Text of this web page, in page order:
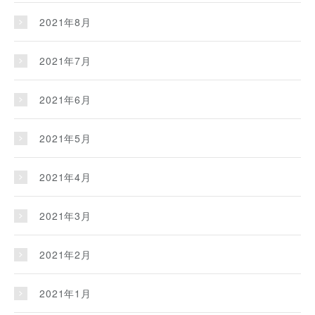
2021年8月
2021年7月
2021年6月
2021年5月
2021年4月
2021年3月
2021年2月
2021年1月